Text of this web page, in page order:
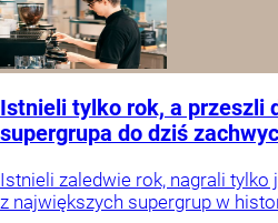
Istnieli tylko rok, a przeszli
supergrupa do dziś
Istnieli zaledwie rok, nagrali tylko
z największych supergrup w